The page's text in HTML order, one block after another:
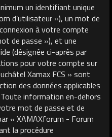
un identifiant unique
d’utilisateur »), un mot de
à votre compte
de passe »), et une
(désignée ci-après par
pour votre compte sur
Xamax FCS » sont
des données applicables
information en-dehors
mot de passe et de
« XAMAXforum - Forum
la procédure